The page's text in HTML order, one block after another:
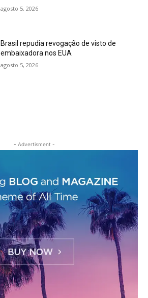
agosto 5, 2026
Brasil repudia revogação de visto de
embaixadora nos EUA
agosto 5, 2026
- Advertisment -